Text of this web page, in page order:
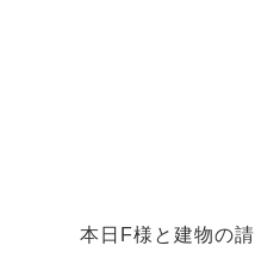
本日F様と建物の